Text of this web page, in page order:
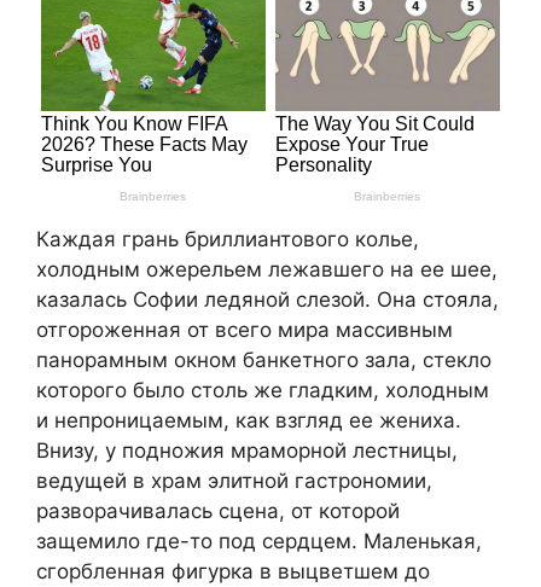
Каждая грань бриллиантового колье,
холодным ожерельем лежавшего на ее шее,
казалась Софии ледяной слезой. Она стояла,
отгороженная от всего мира массивным
панорамным окном банкетного зала, стекло
которого было столь же гладким, холодным
и непроницаемым, как взгляд ее жениха.
Внизу, у подножия мраморной лестницы,
ведущей в храм элитной гастрономии,
разворачивалась сцена, от которой
защемило где-то под сердцем. Маленькая,
сгорбленная фигурка в выцветшем до